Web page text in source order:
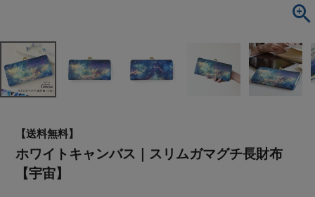
【送料無料】
ホワイトキャンバス｜スリムガマグチ長財布
【宇宙】